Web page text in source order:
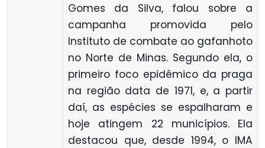
Gomes da Silva, falou sobre a
campanha promovida pelo
Instituto de combate ao gafanhoto
no Norte de Minas. Segundo ela, o
primeiro foco epidêmico da praga
na região data de 1971, e, a partir
daí, as espécies se espalharam e
hoje atingem 22 municípios. Ela
destacou que, desde 1994, o IMA